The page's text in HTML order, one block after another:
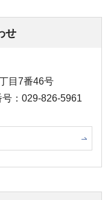
せ
目7番46号
号：029-826-5961